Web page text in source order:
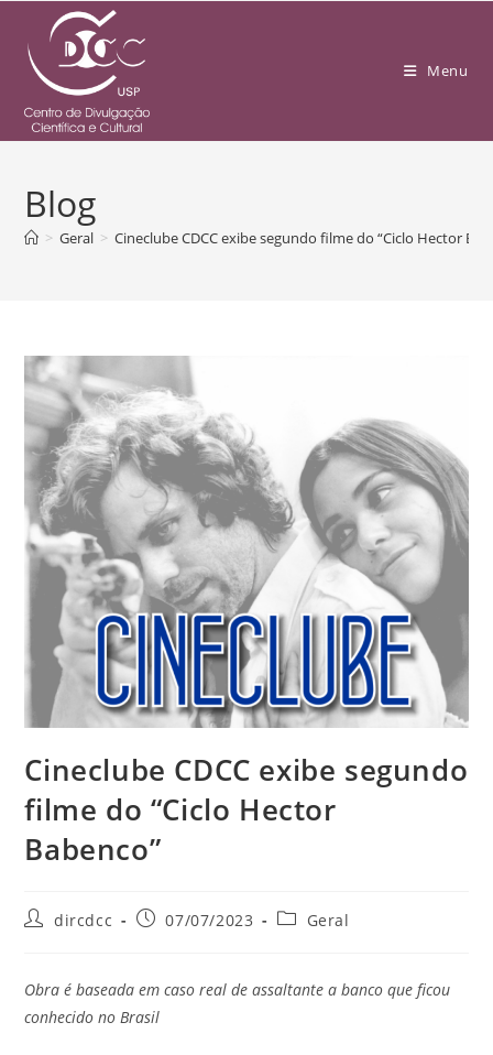
Menu
Blog
> Geral > Cineclube CDCC exibe segundo filme do “Ciclo Hector
Cineclube CDCC exibe segundo
filme do “Ciclo Hector
Babenco”
dircdcc 07/07/2023 Geral
Obra é baseada em caso real de assaltante a banco que ficou
conhecido no Brasil